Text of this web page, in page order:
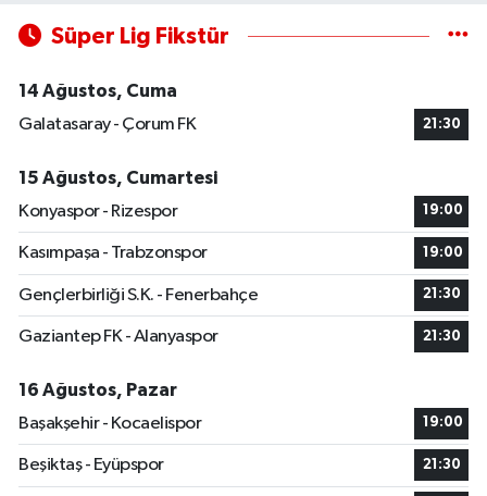
Süper Lig Fikstür
14 Ağustos, Cuma
Galatasaray - Çorum FK
21:30
15 Ağustos, Cumartesi
Konyaspor - Rizespor
19:00
Kasımpaşa - Trabzonspor 19:00
Gençlerbirliği S.K. - Fenerbahçe 21:30
Gaziantep FK - Alanyaspor 21:30
16 Ağustos, Pazar
Başakşehir - Kocaelispor
19:00
Beşiktaş - Eyüpspor 21:30